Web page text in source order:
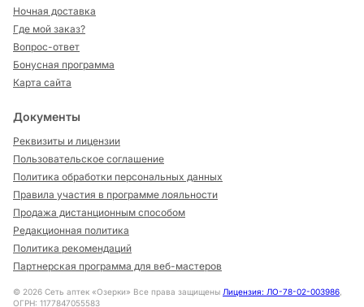
Ночная доставка
Где мой заказ?
Вопрос-ответ
Бонусная программа
Карта сайта
Документы
Реквизиты и лицензии
Пользовательское соглашение
Политика обработки персональных данных
Правила участия в программе лояльности
Продажа дистанционным способом
Редакционная политика
Политика рекомендаций
Партнерская программа для веб-мастеров
© 2026 Сеть аптек «Озерки» Все права защищены Лицензия: ЛО-78-02-003986,
ОГРН: 1177847055583